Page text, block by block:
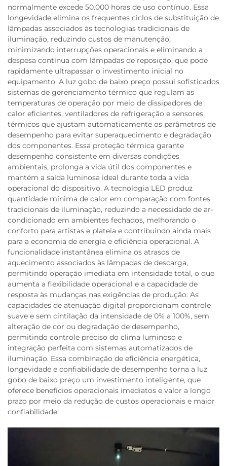
normalmente excede 50.000 horas de uso contínuo. Essa
longevidade elimina os frequentes ciclos de substituição de
lâmpadas associados às tecnologias tradicionais de
iluminação, reduzindo custos de manutenção,
minimizando interrupções operacionais e eliminando a
despesa contínua com lâmpadas de reposição, que pode
rapidamente ultrapassar o investimento inicial no
equipamento. A luz gobo de baixo preço possui sofisticados
sistemas de gerenciamento térmico que regulam as
temperaturas de operação por meio de dissipadores de
calor eficientes, ventiladores de refrigeração e sensores
térmicos que ajustam automaticamente os parâmetros de
desempenho para evitar superaquecimento e degradação
dos componentes. Essa proteção térmica garante
desempenho consistente em diversas condições
ambientais, prolonga a vida útil dos componentes e
mantém a saída luminosa ideal durante toda a vida
operacional do dispositivo. A tecnologia LED produz
quantidade mínima de calor em comparação com fontes
tradicionais de iluminação, reduzindo a necessidade de ar-
condicionado em ambientes fechados, melhorando o
conforto para artistas e plateia e contribuindo ainda mais
para a economia de energia e eficiência operacional. A
funcionalidade instantânea elimina os atrasos de
aquecimento associados às lâmpadas de descarga,
permitindo operação imediata em intensidade total, o que
aumenta a flexibilidade operacional e a capacidade de
resposta às mudanças nas exigências de produção. As
capacidades de atenuação digital proporcionam controle
suave e sem cintilação da intensidade de 0% a 100%, sem
alteração de cor ou degradação de desempenho,
permitindo controle preciso do clima luminoso e
integração perfeita com sistemas automatizados de
iluminação. Essa combinação de eficiência energética,
longevidade e confiabilidade de desempenho torna a luz
gobo de baixo preço um investimento inteligente, que
oferece benefícios operacionais imediatos e valor a longo
prazo por meio da redução de custos operacionais e maior
confiabilidade.